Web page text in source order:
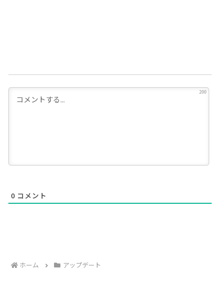
200
0 コメント
ホーム アップデート